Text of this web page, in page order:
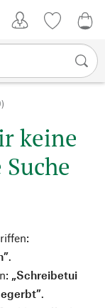
keine
.
„Schreibetui
.